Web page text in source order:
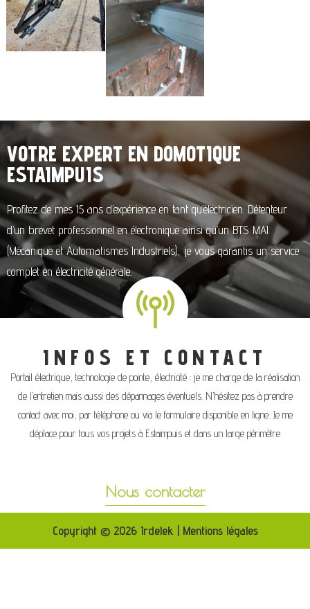
VOTRE EXPERT EN DOMOTIQUE
ESTAIMPUIS
Profitez de mes 15 ans d’expérience en tant qu’électricien. Détenteur
d’un brevet professionnel en électronique ainsi qu’un BTS MAI
(Mécanique et Automatismes Industriels), je vous garantis un service
complet en électricité générale.
INFOS ET CONTACT
Portail électrique, technologie de pointe, électricité : je me charge de la réalisation
de l’entretien mais aussi des dépannages éventuels. N’hésitez pas à prendre
contact avec moi, par téléphone ou via le formulaire disponible en ligne. Je me
déplace pour tous vos projets à Estaimpuis et dans un large périmètre
Nous contacter
Copyright © 2026 Irdelek | Mentions légales